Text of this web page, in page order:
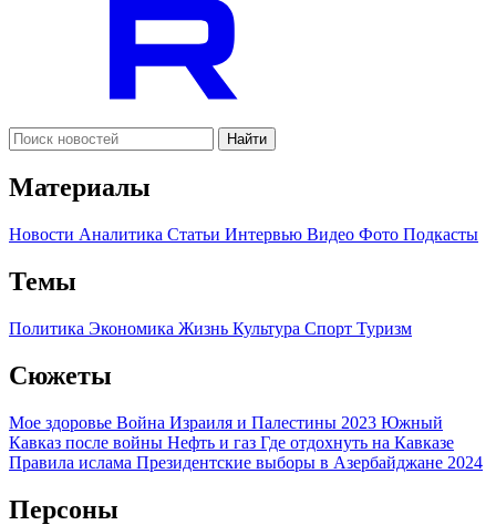
Найти
Материалы
Новости Аналитика Статьи Интервью Видео Фото Подкасты
Темы
Политика Экономика Жизнь Культура Спорт Туризм
Сюжеты
Мое здоровье Война Израиля и Палестины 2023 Южный
Кавказ после войны Нефть и газ Где отдохнуть на Кавказе
Правила ислама Президентские выборы в Азербайджане 2024
Персоны